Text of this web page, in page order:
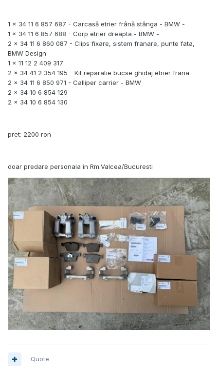
1 x 34 11 6 857 687 - Carcasă etrier frână stânga - BMW -
1 x 34 11 6 857 688 - Corp etrier dreapta - BMW -
2 x 34 11 6 860 087 - Clips fixare, sistem franare, punte fata,
BMW Design
1 x 11 12 2 409 317
2 x 34 41 2 354 195 - Kit reparatie bucse ghidaj etrier frana
2 x 34 11 6 850 971 - Calliper carrier - BMW
2 x 34 10 6 854 129 -
2 x 34 10 6 854 130
pret: 2200 ron
doar predare personala in Rm.Valcea/Bucuresti
Quote